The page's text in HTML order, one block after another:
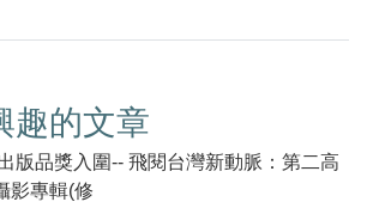
趣的文章
版品獎入圍-- 飛閱台灣新動脈：第二高
影專輯(修